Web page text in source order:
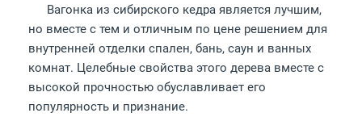
Вагонка из сибирского кедра является лучшим,
но вместе с тем и отличным по цене решением для
внутренней отделки спален, бань, саун и ванных
комнат. Целебные свойства этого дерева вместе с
высокой прочностью обуславливает его
популярность и признание.